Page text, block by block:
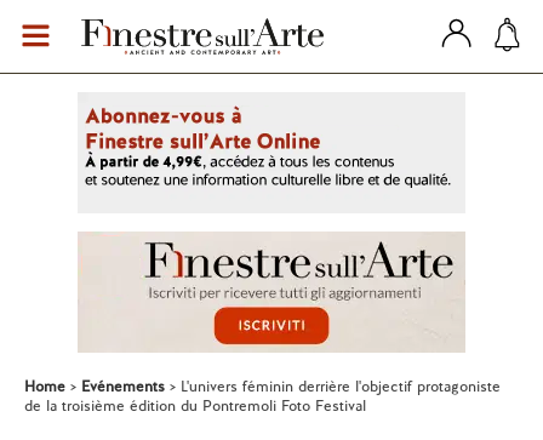
Home Evénements
L'univers féminin derrière l'objectif protagoniste
de la troisième édition du Pontremoli Foto Festival